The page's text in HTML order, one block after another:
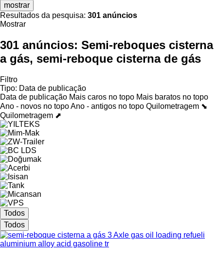
mostrar
Resultados da pesquisa: 301 anúncios
Mostrar
301 anúncios: Semi-reboques cisterna
a gás, semi-reboque cisterna de gás
Filtro
Tipo: Data de publicação
Data de publicação Mais caros no topo Mais baratos no topo
Ano - novos no topoAno - antigos no topo Quilometragem ⬊
Quilometragem ⬈
Todos
Todos